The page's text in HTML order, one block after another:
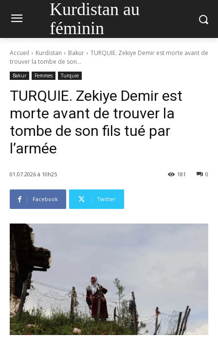
Kurdistan au
féminin
Accueil Kurdistan Bakur
TURQUIE. Zekiye Demir est morte avant de
trouver la tombe de son...
Bakur Femmes Turquie
TURQUIE. Zekiye Demir est
morte avant de trouver la
tombe de son fils tué par
l’armée
01.07.2026 à 10h25 0
181
Facebook Twitter